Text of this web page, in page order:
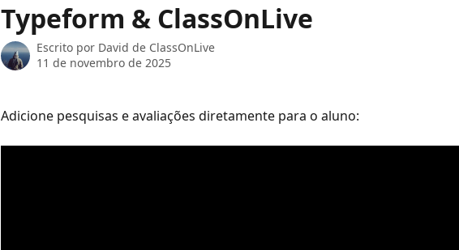
Typeform & ClassOnLive
Escrito por David de ClassOnLive
11 de novembro de 2025
Adicione pesquisas e avaliações diretamente para o aluno: